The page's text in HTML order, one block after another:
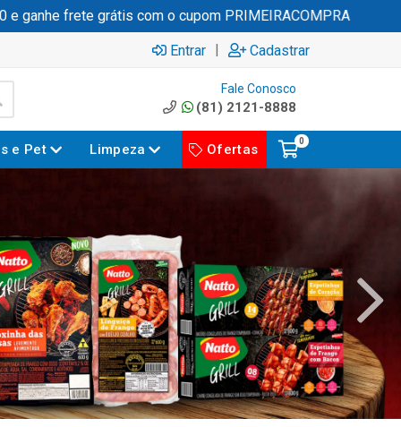
frete grátis com o cupom PRIMEIRACOMPRA
Entrar | Cadastrar
Fale Conosco
(81) 2121-8888
e Pet Limpeza Ofertas
0